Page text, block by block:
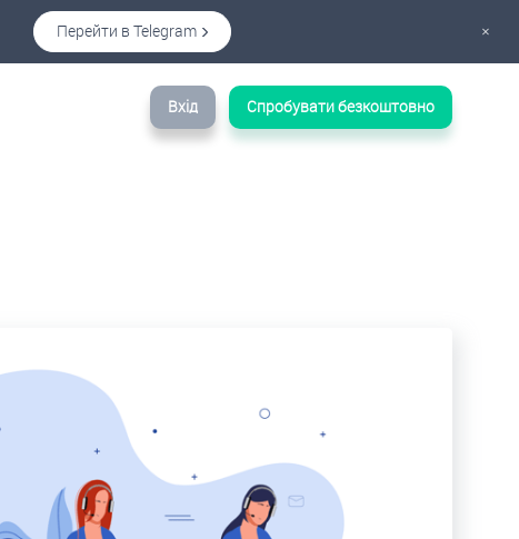
Перейти в Telegram ×
Вхід Спробувати безкоштовно